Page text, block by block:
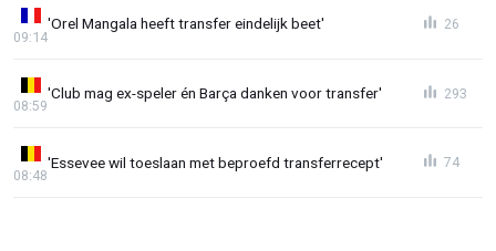
'Orel Mangala heeft transfer eindelijk beet'
09:14
26
'Club mag ex-speler én Barça danken voor transfer'
08:59
293
'Essevee wil toeslaan met beproefd transferrecept'
08:48
74